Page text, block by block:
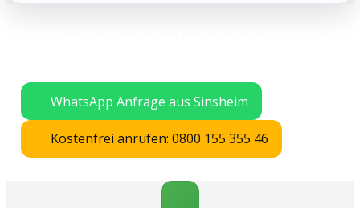
WhatsApp Anfrage aus Sinsheim
Kostenfrei anrufen: 0800 155 355 46